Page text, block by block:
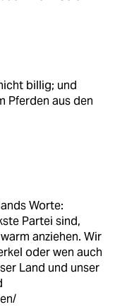
billig; und
Pferden aus den
Worte:
Partei sind,
anziehen. Wir
oder wen auch
Land und unser